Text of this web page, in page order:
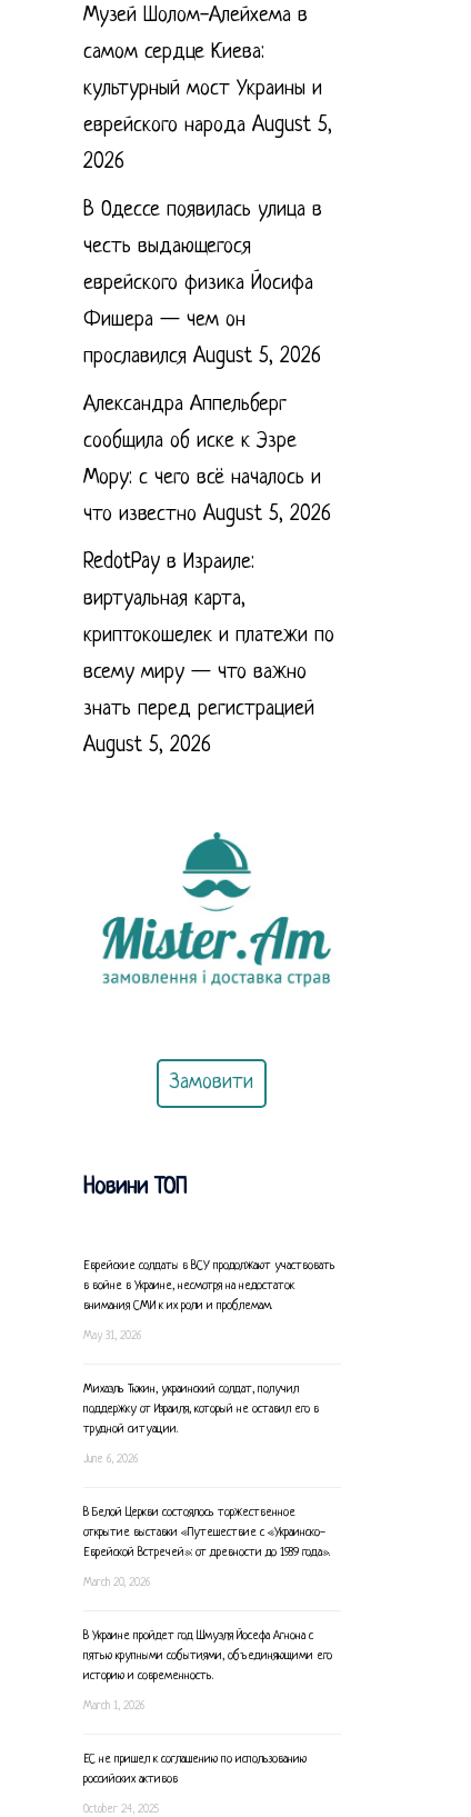
Музей Шолом-Алейхема в
самом сердце Киева:
культурный мост Украины и
еврейского народа August 5,
2026
В Одессе появилась улица в
честь выдающегося
еврейского физика Йосифа
Фишера — чем он
прославился August 5, 2026
Александра Аппельберг
сообщила об иске к Эзре
Мору: с чего всё началось и
что известно August 5, 2026
RedotPay в Израиле:
виртуальная карта,
криптокошелек и платежи по
всему миру — что важно
знать перед регистрацией
August 5, 2026
Замовити
Новини ТОП
Еврейские солдаты в ВСУ продолжают участвовать
в войне в Украине, несмотря на недостаток
внимания СМИ к их роли и проблемам.
May 31, 2026
Михаэль Тюкин, украинский солдат, получил
поддержку от Израиля, который не оставил его в
трудной ситуации.
June 6, 2026
В Белой Церкви состоялось торжественное
открытие выставки «Путешествие с «Украинско-
Еврейской Встречей»: от древности до 1939 года».
March 20, 2026
В Украине пройдет год Шмуэля Йосефа Агнона с
пятью крупными событиями, объединяющими его
историю и современность.
March 1, 2026
ЕС не пришел к соглашению по использованию
российских активов
October 24, 2025